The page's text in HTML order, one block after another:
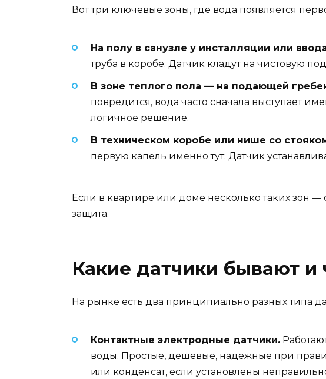
Вот три ключевые зоны, где вода появляется
На полу в санузле у инсталляции или
труба в коробе. Датчик кладут на чистовую
В зоне теплого пола — на подающей
повредится, вода часто сначала выступает
логичное решение.
В техническом коробе или нише со
первую капель именно тут. Датчик
Если в квартире или доме несколько таких зон —
защита.
Какие датчики бывают и
На рынке есть два принципиально разных типа
Контактные электродные датчики.
воды. Простые, дешевые, надежные при
или конденсат, если установлены